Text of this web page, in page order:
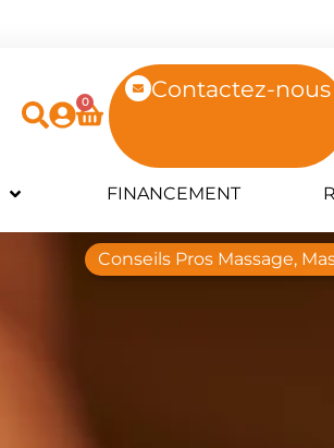
0 Contactez-nous
FINANCEMENT
Conseils Pros Massage,